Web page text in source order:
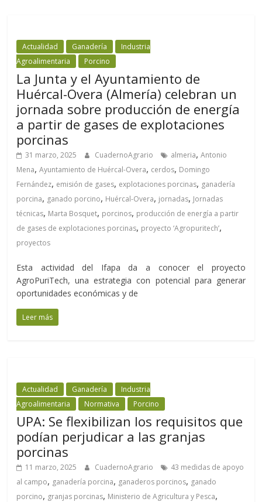
Actualidad Ganadería
Industria
Agroalimentaria
Porcino
La Junta y el Ayuntamiento de
Huércal-Overa (Almería) celebran un
jornada sobre producción de energía
a partir de gases de explotaciones
porcinas
31 marzo, 2025 CuadernoAgrario almeria,Antonio
Mena,Ayuntamiento de Huércal-Overa, cerdos, Domingo
Fernández, emisión de gases, explotaciones porcinas, ganadería
porcina, ganado porcino, Huércal-Overa, jornadas, Jornadas
técnicas, Marta Bosquet, porcinos, producción de energía a partir
de gases de explotaciones porcinas, proyecto ‘Agropuritech’,
proyectos
Esta actividad del Ifapa da a conocer el proyecto
AgroPuriTech, una estrategia con potencial para generar
oportunidades económicas y de
Leer más
Actualidad Ganadería
Industria
Agroalimentaria
Normativa Porcino
UPA: Se flexibilizan los requisitos que
podían perjudicar a las granjas
porcinas
11 marzo, 2025 CuadernoAgrario
43 medidas de apoyo
al campo, ganadería porcina, ganaderos porcinos, ganado
porcino, granjas porcinas, Ministerio de Agricultura y Pesca,